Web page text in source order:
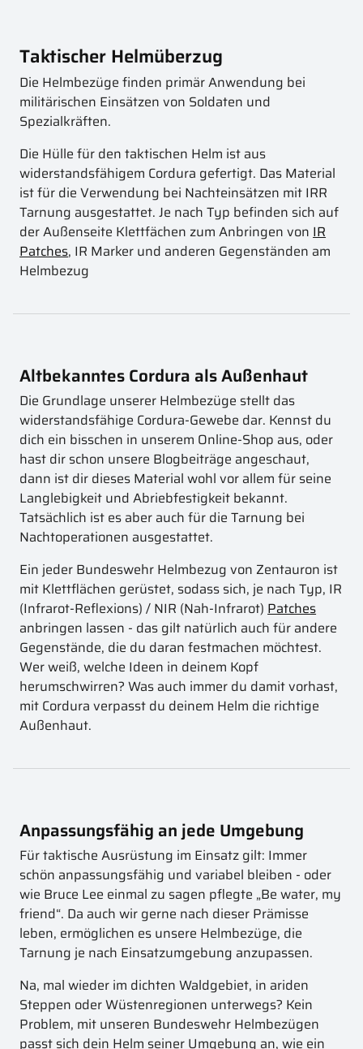
Taktischer Helmüberzug
Die Helmbezüge finden primär Anwendung bei
militärischen Einsätzen von Soldaten und
Spezialkräften.
Die Hülle für den taktischen Helm ist aus
widerstandsfähigem Cordura gefertigt. Das Material
ist für die Verwendung bei Nachteinsätzen mit IRR
Tarnung ausgestattet. Je nach Typ befinden sich auf
der Außenseite Klettfächen zum Anbringen von IR
Patches, IR Marker und anderen Gegenständen am
Helmbezug
Altbekanntes Cordura als Außenhaut
Die Grundlage unserer Helmbezüge stellt das
widerstandsfähige Cordura-Gewebe dar. Kennst du
dich ein bisschen in unserem Online-Shop aus, oder
hast dir schon unsere Blogbeiträge angeschaut,
dann ist dir dieses Material wohl vor allem für seine
Langlebigkeit und Abriebfestigkeit bekannt.
Tatsächlich ist es aber auch für die Tarnung bei
Nachtoperationen ausgestattet.
Ein jeder Bundeswehr Helmbezug von Zentauron ist
mit Klettflächen gerüstet, sodass sich, je nach Typ, IR
(Infrarot-Reflexions) / NIR (Nah-Infrarot) Patches
anbringen lassen - das gilt natürlich auch für andere
Gegenstände, die du daran festmachen möchtest.
Wer weiß, welche Ideen in deinem Kopf
herumschwirren? Was auch immer du damit vorhast,
mit Cordura verpasst du deinem Helm die richtige
Außenhaut.
Anpassungsfähig an jede Umgebung
Für taktische Ausrüstung im Einsatz gilt: Immer
schön anpassungsfähig und variabel bleiben - oder
wie Bruce Lee einmal zu sagen pflegte „Be water, my
friend“. Da auch wir gerne nach dieser Prämisse
leben, ermöglichen es unsere Helmbezüge, die
Tarnung je nach Einsatzumgebung anzupassen.
Na, mal wieder im dichten Waldgebiet, in ariden
Steppen oder Wüstenregionen unterwegs? Kein
Problem, mit unseren Bundeswehr Helmbezügen
passt sich dein Helm seiner Umgebung an, wie ein